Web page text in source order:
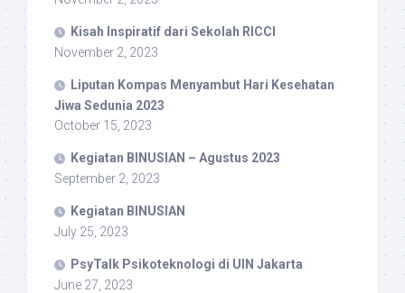
Kisah Inspiratif dari Sekolah RICCI
November 2, 2023
Liputan Kompas Menyambut Hari Kesehatan
Jiwa Sedunia 2023
October 15, 2023
Kegiatan BINUSIAN – Agustus 2023
September 2, 2023
Kegiatan BINUSIAN
July 25, 2023
PsyTalk Psikoteknologi di UIN Jakarta
June 27, 2023